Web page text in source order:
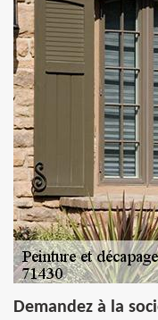
Demandez à la